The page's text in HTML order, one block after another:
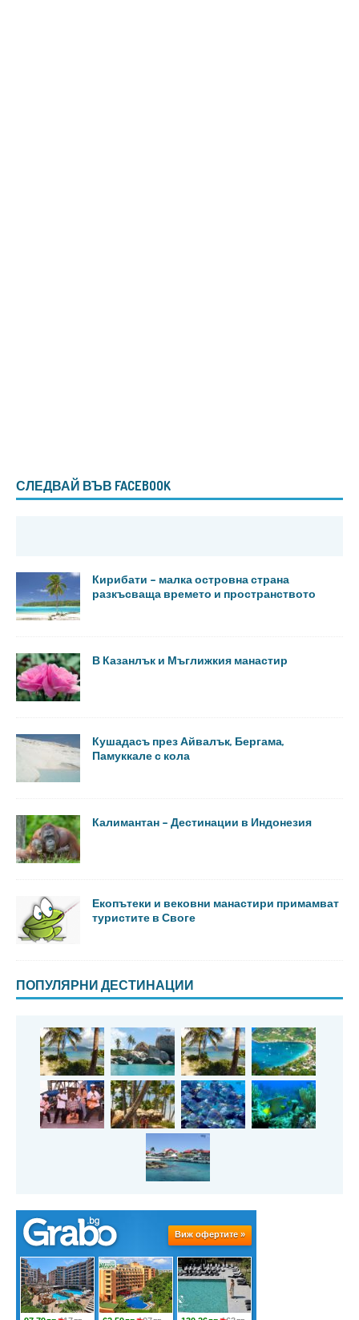
СЛЕДВАЙ ВЪВ FACEBOOK
Кирибати – малка островна страна
разкъсваща времето и пространството
В Казанлък и Мъглижкия манастир
Кушадасъ през Айвалък, Бергама,
Памуккале с кола
Калимантан – Дестинации в Индонезия
Екопътеки и вековни манастири примамват
туристите в Своге
ПОПУЛЯРНИ ДЕСТИНАЦИИ